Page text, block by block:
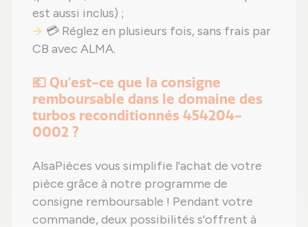
est aussi inclus) ;
💳 Réglez en plusieurs fois, sans frais par
CB avec ALMA.
💶 Qu'est-ce que la consigne
remboursable dans le domaine des
turbos reconditionnés 454204-
0002 ?
AlsaPièces vous simplifie l'achat de votre
pièce grâce à notre programme de
consigne remboursable ! Pendant votre
commande, deux possibilités s'offrent à